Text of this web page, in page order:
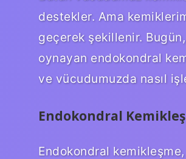
destekler. Ama
geçerek şekillenir.
oynayan endokondral
ve vücudumuzda nasıl
Endokondral
Endokondral